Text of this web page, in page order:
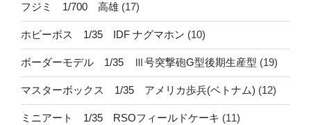
フジミ 1/700 高雄 (17)
ホビーボス 1/35 IDF ナグマホン (10)
ボーダーモデル 1/35 Ⅲ号突撃砲G型後期生産型 (19)
マスターボックス 1/35 アメリカ歩兵(ベトナム) (12)
ミニアート 1/35 RSOフィールドケーキ (11)